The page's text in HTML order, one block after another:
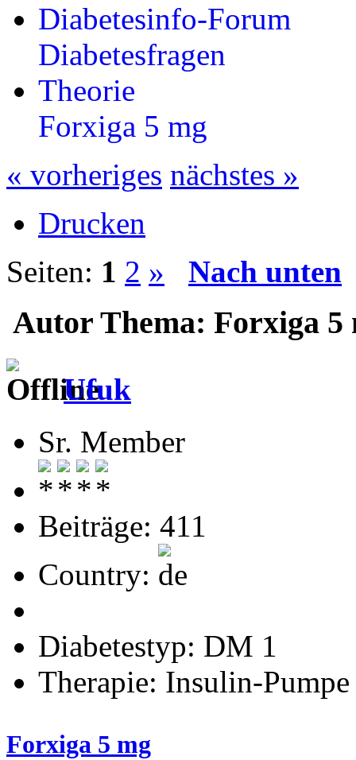
Diabetesinfo-Forum
Diabetesfragen
Theorie
Forxiga 5 mg
« vorheriges nächstes »
Drucken
Seiten: 1 2 » Nach unten
Autor Thema: Forxiga 5
Ufuk
Sr. Member
Beiträge: 411
Country:
Diabetestyp: DM 1
Therapie: Insulin-Pumpe
Forxiga 5 mg